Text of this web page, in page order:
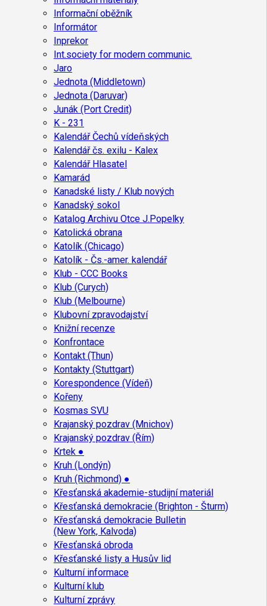
Informační oběžník
Informátor
Inprekor
Int.society for modern communic.
Jaro
Jednota (Middletown)
Jednota (Daruvar)
Junák (Port Credit)
K - 231
Kalendář Čechů vídeňských
Kalendář čs. exilu - Kalex
Kalendář Hlasatel
Kamarád
Kanadské listy / Klub nových
Kanadský sokol
Katalog Archivu Otce J.Popelky
Katolická obrana
Katolík (Chicago)
Katolík - Čs.-amer. kalendář
Klub - CCC Books
Klub (Curych)
Klub (Melbourne)
Klubovní zpravodajství
Knižní recenze
Konfrontace
Kontakt (Thun)
Kontakty (Stuttgart)
Korespondence (Vídeň)
Kořeny
Kosmas SVU
Krajanský pozdrav (Mnichov)
Krajanský pozdrav (Řím)
Krtek ●
Kruh (Londýn)
Kruh (Richmond) ●
Křesťanská akademie-studijní materiál
Křesťanská demokracie (Brighton - Šturm)
Křesťanská demokracie Bulletin
(New York, Kalvoda)
Křesťanská obroda
Křesťanské listy a Husův lid
Kulturní informace
Kulturní klub
Kulturní zprávy